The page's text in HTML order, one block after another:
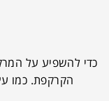
כדי להשפיע על
הקרקפת. כמו